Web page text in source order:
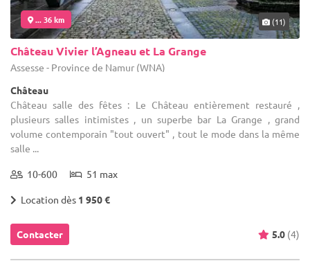
... 36 km (11)
Château Vivier l’Agneau et La Grange
Assesse - Province de Namur (WNA)
Château
Château salle des fêtes : Le Château entièrement restauré ,
plusieurs salles intimistes , un superbe bar La Grange , grand
volume contemporain "tout ouvert" , tout le mode dans la même
salle ...
10-600 51 max
Location dès 1 950 €
Contacter 5.0 (4)